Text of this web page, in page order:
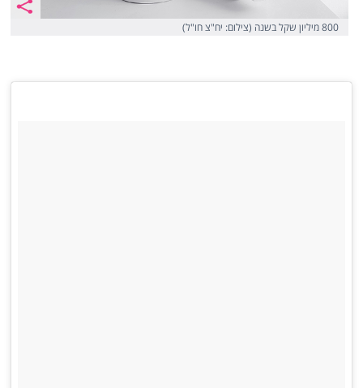
800 מיליון שקל בשנה (צילום: יח"צ חו"ל)